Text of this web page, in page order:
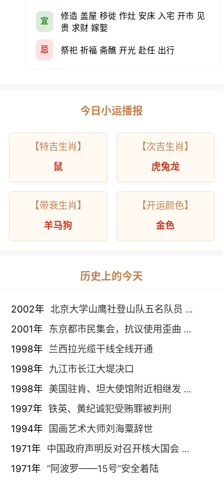
宜
修造 盖屋 移徙 作灶 安床 入宅 开市 见
贵 求财 嫁娶
忌 祭祀 祈福 斋醮 开光 赴任 出行
今日小运播报
【特吉生肖】
鼠
【次吉生肖】
虎兔龙
【带衰生肖】
羊马狗
【开运颜色】
金色
历史上的今天
2002年 北京大学山鹰社登山队五名队员 ...
2001年 东京都市民集会，抗议使用歪曲 ...
1998年 兰西拉光缆干线全线开通
1998年 九江市长江大堤决口
1998年 美国驻肯、坦大使馆附近相继发 ...
1997年 铁英、黄纪诚犯受贿罪被判刑
1994年
国画艺术大师刘海粟辞世
1971年 中国政府声明反对召开核大国会 ...
1971年 “阿波罗——15号”安全着陆